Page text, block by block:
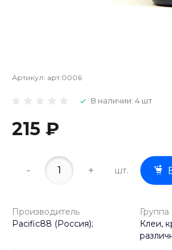
Артикул: арт.0006
В наличии: 4 шт
215 ₽
- + шт.
Производитель
Pacific88 (Россия);
Группа
Клеи,